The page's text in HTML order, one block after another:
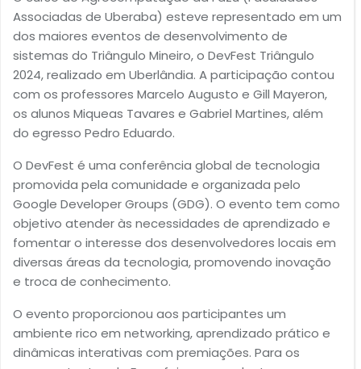
Associadas de Uberaba) esteve representado em um
dos maiores eventos de desenvolvimento de
sistemas do Triângulo Mineiro, o DevFest Triângulo
2024, realizado em Uberlândia. A participação contou
com os professores Marcelo Augusto e Gill Mayeron,
os alunos Miqueas Tavares e Gabriel Martines, além
do egresso Pedro Eduardo.
O DevFest é uma conferência global de tecnologia
promovida pela comunidade e organizada pelo
Google Developer Groups (GDG). O evento tem como
objetivo atender às necessidades de aprendizado e
fomentar o interesse dos desenvolvedores locais em
diversas áreas da tecnologia, promovendo inovação
e troca de conhecimento.
O evento proporcionou aos participantes um
ambiente rico em networking, aprendizado prático e
dinâmicas interativas com premiações. Para os